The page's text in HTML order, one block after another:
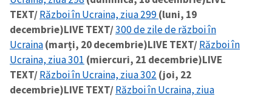
TEXT/Război în Ucraina, ziua 299(luni, 19
decembrie)LIVE TEXT/300 de zile de război în
Ucraina(marți, 20 decembrie)LIVE TEXT/Război în
Ucraina, ziua 301 (miercuri, 21 decembrie)LIVE
TEXT/Război în Ucraina, ziua 302 (joi, 22
decembrie)LIVE TEXT/Război în Ucraina, ziua